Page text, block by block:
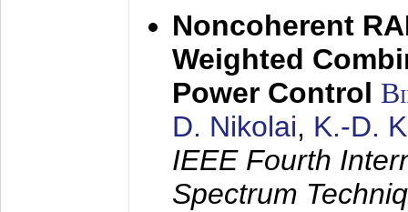
Noncoherent
Weighted
Power Control
D. Nikolai, K.-D.
IEEE Fourth
Spectrum